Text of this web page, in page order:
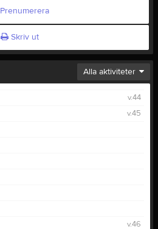
Prenumerera
Skriv ut
Alla aktiviteter
v.44
v.45
v.46